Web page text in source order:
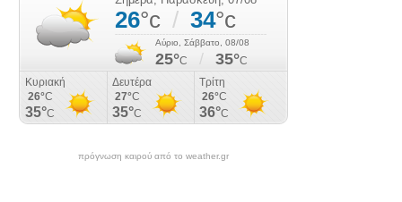
πρόγνωση καιρού από το weather.gr